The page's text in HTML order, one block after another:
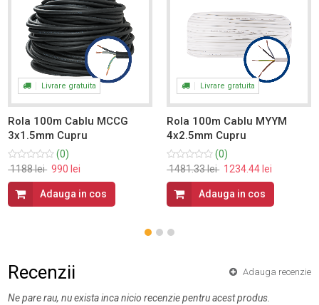
Livrare gratuita
Rola 100m Cablu MCCG
3x1.5mm Cupru
(0)
1188 lei 990 lei
Adauga in cos
Livrare gratuita
Rola 100m Cablu MYYM
4x2.5mm Cupru
(0)
1481.33 lei 1234.44 lei
Adauga in cos
Recenzii Adauga recenzie
Ne pare rau, nu exista inca nicio recenzie pentru acest produs.